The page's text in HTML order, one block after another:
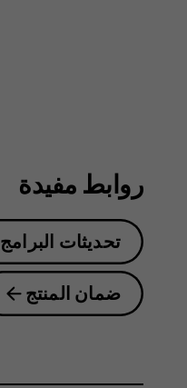
روابط مفيدة
تحديثات البرامج
ضمان المنتج